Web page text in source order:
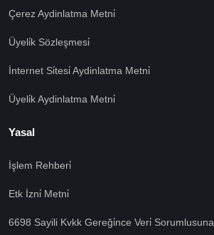
Çerez Aydinlatma Metni̇
Üyeli̇k Sözleşmesi̇
İnternet Si̇tesi̇ Aydinlatma Metni̇
Üyeli̇k Aydinlatma Metni̇
Yasal
İşlem Rehberi̇
Etk İzni̇ Metni̇
6698 Sayili Kvkk Gereği̇nce Veri̇
🍪 Çerez Kullanıyoruz!
Sizlere daha iyi hizmet vermek amacı
şekilde çerezler kullanmaktayız.